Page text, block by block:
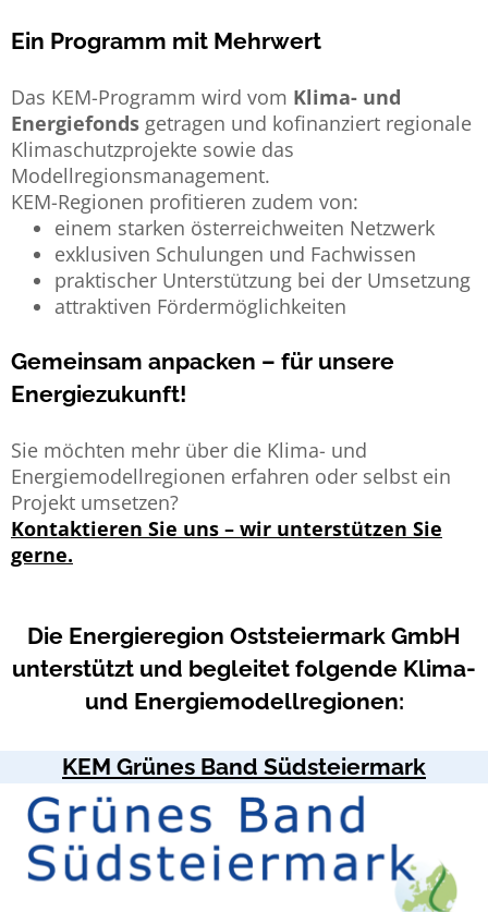
Ein Programm mit Mehrwert
Das KEM-Programm wird vom Klima- und
Energiefonds getragen und kofinanziert regionale
Klimaschutzprojekte sowie das
Modellregionsmanagement.
KEM-Regionen profitieren zudem von:
einem starken österreichweiten Netzwerk
exklusiven Schulungen und Fachwissen
praktischer Unterstützung bei der Umsetzung
attraktiven Fördermöglichkeiten
Gemeinsam anpacken – für unsere
Energiezukunft!
Sie möchten mehr über die Klima- und
Energiemodellregionen erfahren oder selbst ein
Projekt umsetzen?
Kontaktieren Sie uns – wir unterstützen Sie
gerne.
Die Energieregion Oststeiermark GmbH
unterstützt und begleitet folgende Klima-
und Energiemodellregionen:
KEM Grünes Band Südsteiermark